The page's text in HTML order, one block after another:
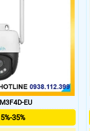
EU
35%